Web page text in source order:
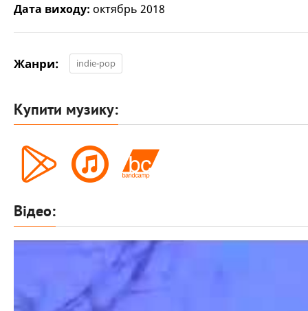
Дата виходу: октябрь 2018
Жанри: indie-pop
Купити музику:
Відео: